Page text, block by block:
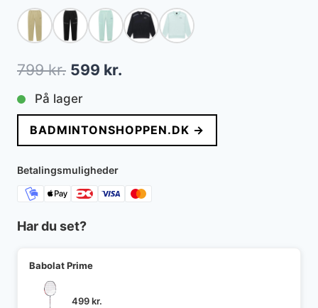
799kr. Den
oprindelige
pris
var:
799 kr..
599 kr.
pris
er:
På lager
BADMINTONSHOPPEN.DK →
Betalingsmuligheder
Har du set?
Babolat Prime
499kr.